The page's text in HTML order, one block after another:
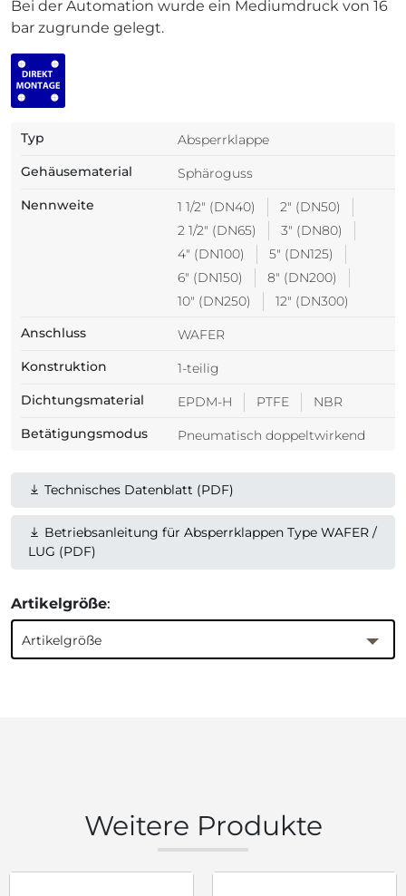
Bei der Automation wurde ein Mediumdruck von 16
bar zugrunde gelegt.
Typ
Absperrklappe
Gehäusematerial
Sphäroguss
Nennweite
1 1/2" (DN40)
2" (DN50)
2 1/2" (DN65)
3" (DN80)
4" (DN100)
5" (DN125)
6" (DN150)
8" (DN200)
10" (DN250)
12" (DN300)
Anschluss
WAFER
Konstruktion
1-teilig
Dichtungsmaterial
EPDM-H PTFE
NBR
Betätigungsmodus
Pneumatisch doppeltwirkend
Technisches Datenblatt (PDF)
Betriebsanleitung für Absperrklappen Type WAFER /
LUG (PDF)
Artikelgröße:
Artikelgröße
Weitere Produkte